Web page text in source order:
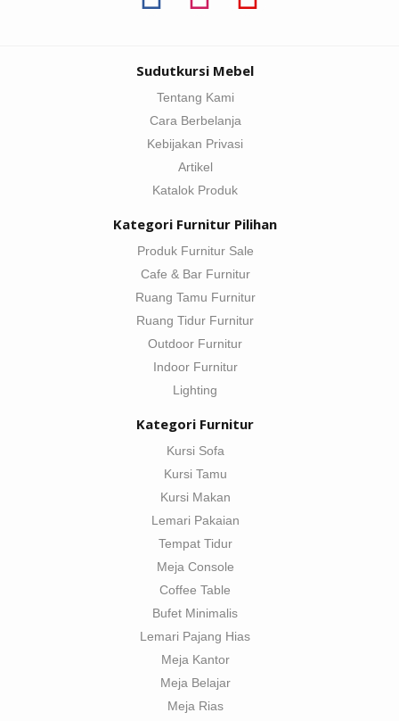
Sudutkursi Mebel
Tentang Kami
Cara Berbelanja
Kebijakan Privasi
Artikel
Katalok Produk
Kategori Furnitur Pilihan
Produk Furnitur Sale
Cafe & Bar Furnitur
Ruang Tamu Furnitur
Ruang Tidur Furnitur
Outdoor Furnitur
Indoor Furnitur
Lighting
Kategori Furnitur
Kursi Sofa
Kursi Tamu
Kursi Makan
Lemari Pakaian
Tempat Tidur
Meja Console
Coffee Table
Bufet Minimalis
Lemari Pajang Hias
Meja Kantor
Meja Belajar
Meja Rias